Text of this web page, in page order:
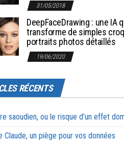
31/05/2018
DeepFaceDrawing : une IA
transforme de simples
portraits photos détaillés
19/06/2020
RÉCENTS
saoudien, ou le risque d’un effet
Claude, un piège pour vos données